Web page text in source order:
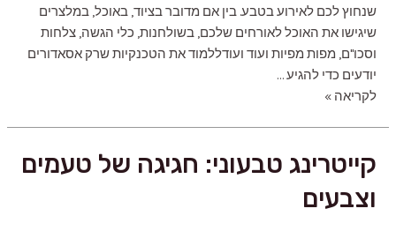
שנחוץ לכם לאירוע בטבע. בין אם מדובר בציוד, באוכל, במלצרים
שיגישו את האוכל לאורחים שלכם, בשולחנות, כלי הגשה, צלחות
וסכו"ם, מפות מפיות ועוד ועודללמוד את הטכנקיות שרק אסאדורים
יודעים כדי להגיע …
קייטרינג
לקריאה »
קייטרינג טבעוני: חגיגה של טעמים
וצבעים